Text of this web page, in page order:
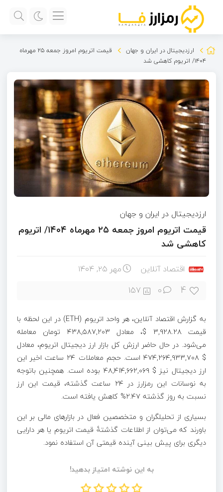
ارزدیجیتال در ایران و جهان
قیمت اتریوم امروز جمعه ۲۵ مهرماه
۱۴۰۴/ اتریوم کاهشی شد
ارزدیجیتال در ایران و جهان
قیمت اتریوم امروز جمعه ۲۵ مهرماه ۱۴۰۴/ اتریوم
کاهشی شد
اقتصاد آنلاین مهر ۲۵, ۱۴۰۴
4
0
157
به گزارش اقتصاد آنلاین، هر واحد اتریوم (ETH) در این لحظه با
قیمت ۳,۹۲۸.۲۸ $، معادل ۴۳۸,۵۸۷,۲۰۳ تومان معامله
می‌شود. در حال حاضر ارزش کل بازار ارز دیجیتال اتریوم، معادل
$ ۴۷۴,۲۶۴,۹۳۳,۷۰۸ است. حجم معاملات ۲۴ ساعت اخیر این
ارز دیجیتال نیز $ ۴۸,۴۱۴,۶۶۲,۰۶۹ بوده است. همچنین باتوجه
به نوسانات این رمزارز در ۲۴ ساعت گذشته، قیمت این ارز
نسبت به روز گذشته ۲.۴۷% کاهش یافته است.
بسیاری از تحلیلگران و متخصصین فعال در بازار‌های مالی بر این
باورند که می‌توان از اطلاعات گذشتۀ قیمت اتریوم یا هر دارایی
دیگری برای پیش بینی آینده قیمتی آن استفاده نمود.
به این نوشته امتیاز بدهید!